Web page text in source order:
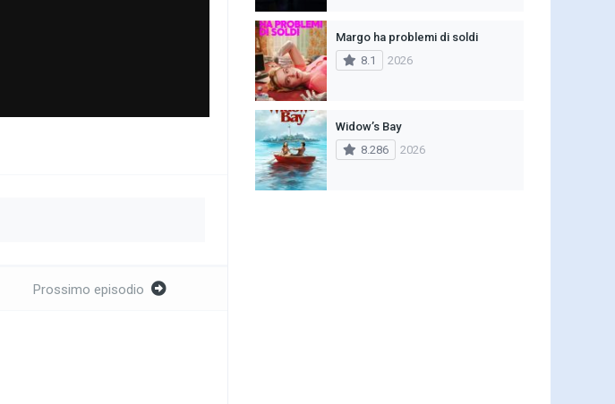
Prossimo episodio
Margo ha problemi di soldi
8.1
2026
Widow’s Bay
8.286
2026